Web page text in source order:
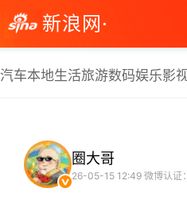
新浪网·
汽车本地生活旅游数码娱乐影
圈大哥
26-05-15 12:49 微博认证